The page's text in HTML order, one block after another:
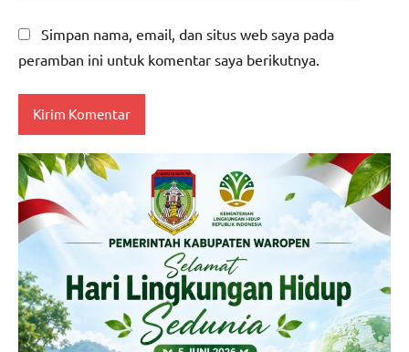
Simpan nama, email, dan situs web saya pada
peramban ini untuk komentar saya berikutnya.